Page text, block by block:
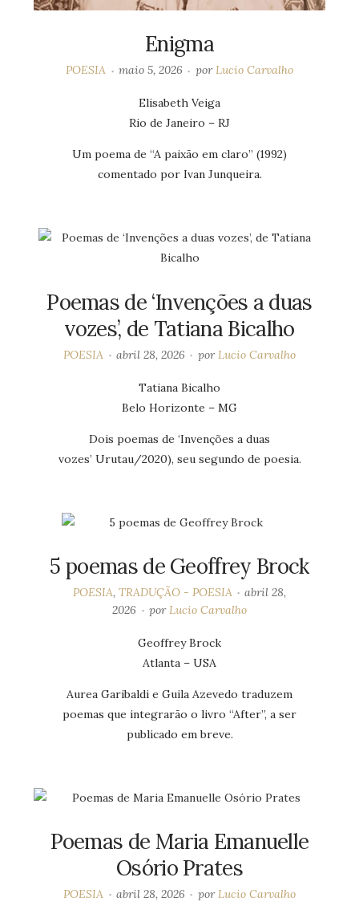
Enigma
POESIA maio 5, 2026 porLucio Carvalho
Elisabeth Veiga
Rio de Janeiro – RJ
Um poema de “A paixão em claro” (1992)
comentado por Ivan Junqueira.
Poemas de ‘Invenções a duas
vozes’, de Tatiana Bicalho
POESIA abril 28, 2026 por Lucio Carvalho
Tatiana Bicalho
Belo Horizonte – MG
Dois poemas de ‘Invenções a duas
vozes’ Urutau/2020), seu segundo de poesia.
5 poemas de Geoffrey Brock
POESIA, TRADUÇÃO - POESIA
abril 28,
2026
porLucio Carvalho
Geoffrey Brock
Atlanta – USA
Aurea Garibaldi e Guila Azevedo traduzem
poemas que integrarão o livro “After”, a ser
publicado em breve.
Poemas de Maria Emanuelle
Osório Prates
POESIA abril 28, 2026 porLucio Carvalho